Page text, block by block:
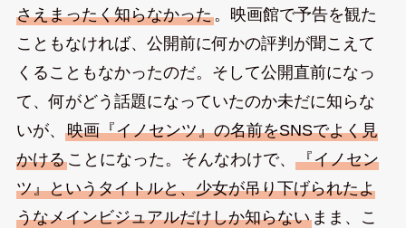
さえまったく知らなかった。映画館で予告を観た
こともなければ、公開前に何かの評判が聞こえて
くることもなかったのだ。そして公開直前になっ
て、何がどう話題になっていたのか未だに知らな
いが、 映画『イノセンツ』の名前をSNSでよく見
かけることになった。そんなわけで、 『イノセン
ツ』というタイトルと、少女が吊り下げられたよ
うなメインビジュアルだけしか知らないまま、こ